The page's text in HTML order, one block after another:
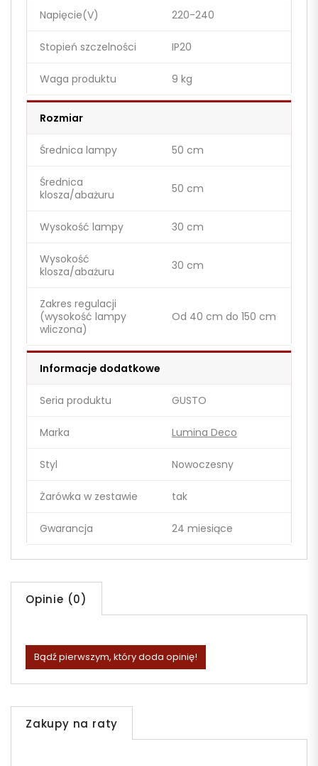
Napięcie(V) 220-240
Stopień szczelności IP20
Waga produktu 9 kg
Rozmiar
Średnica lampy 50 cm
Średnica
klosza/abażuru
50 cm
Wysokość lampy 30 cm
Wysokość
klosza/abażuru
30 cm
Zakres regulacji
(wysokość lampy
wliczona)
Od 40 cm do 150 cm
Informacje dodatkowe
Seria produktu GUSTO
Marka Lumina Deco
Styl Nowoczesny
Żarówka w zestawie tak
Gwarancja 24 miesiące
Opinie (0)
Bądź pierwszym, który doda opinię!
Zakupy na raty